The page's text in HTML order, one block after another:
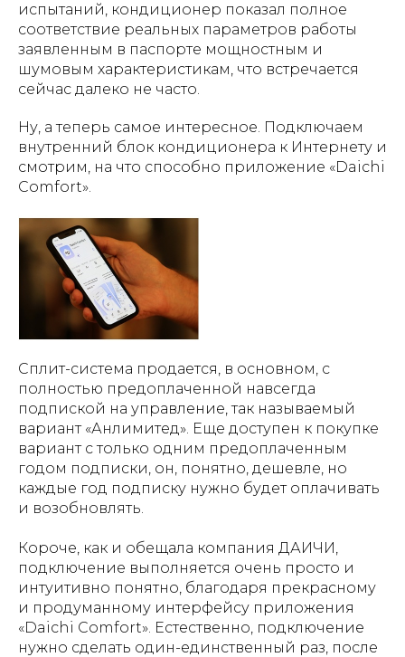
испытаний, кондиционер показал полное
соответствие реальных параметров работы
заявленным в паспорте мощностным и
шумовым характеристикам, что встречается
сейчас далеко не часто.
Ну, а теперь самое интересное. Подключаем
внутренний блок кондиционера к Интернету и
смотрим, на что способно приложение «Daichi
Comfort».
Сплит-система продается, в основном, с
полностью предоплаченной навсегда
подпиской на управление, так называемый
вариант «Анлимитед». Еще доступен к покупке
вариант с только одним предоплаченным
годом подписки, он, понятно, дешевле, но
каждые год подписку нужно будет оплачивать
и возобновлять.
Короче, как и обещала компания ДАИЧИ,
подключение выполняется очень просто и
интуитивно понятно, благодаря прекрасному
и продуманному интерфейсу приложения
«Daichi Comfort». Естественно, подключение
нужно сделать один-единственный раз, после